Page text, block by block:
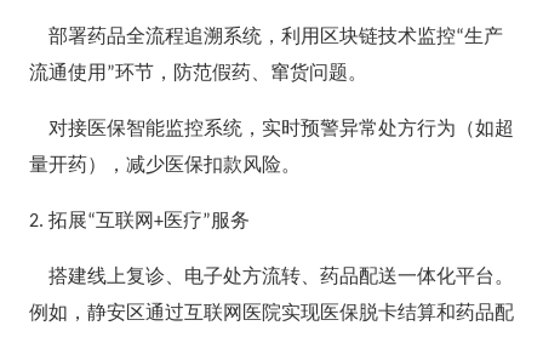
部署药品全流程追溯系统，利用区块链技术监控“生产
流通使用 ”环节，防范假药、窜货问题。
对接医保智能监控系统，实时预警异常处方行为（如超
量开药），减少医保扣款风险。
2. 拓展“互联网+医疗”服务
搭建线上复诊、电子处方流转、药品配送一体化平台。
例如，静安区通过互联网医院实现医保脱卡结算和药品配